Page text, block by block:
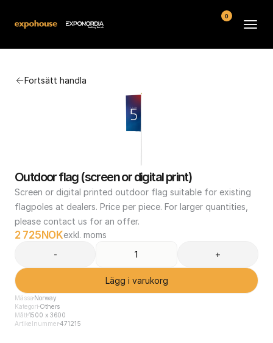
Fortsätt handla
Outdoor flag (screen or digital print)
Screen or digital printed outdoor flag suitable for existing
flagpoles at dealers. Price per piece. For larger quantities,
please contact us for an offer.
2 725 NOKexkl. moms
-
+
Lägg i varukorg
Mässa Norway
Kategori Others
Mått1500 x 3600
Artikelnummer471215
Kontakt
0